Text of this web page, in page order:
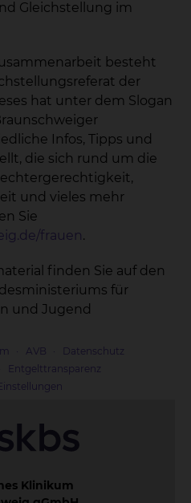
Gleichstellung im
besteht
der
hat unter dem Slogan
Infos, Tipps und
die sich rund um die
und vieles mehr
Sie
frauen.
finden Sie auf den
für
und Jugend
AVB
Datenschutz
Entgelttransparenz
Klinikum